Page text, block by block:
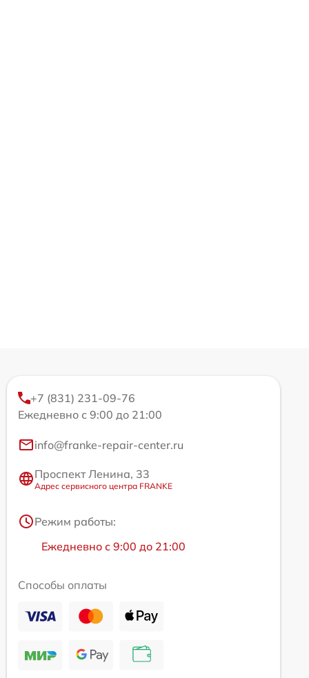
+7 (831) 231-09-76
Ежедневно с 9:00 до 21:00
info@franke-repair-center.ru
Проспект Ленина, 33
Адрес сервисного центра FRANKE
Режим работы:
Ежедневно с 9:00 до 21:00
Способы оплаты